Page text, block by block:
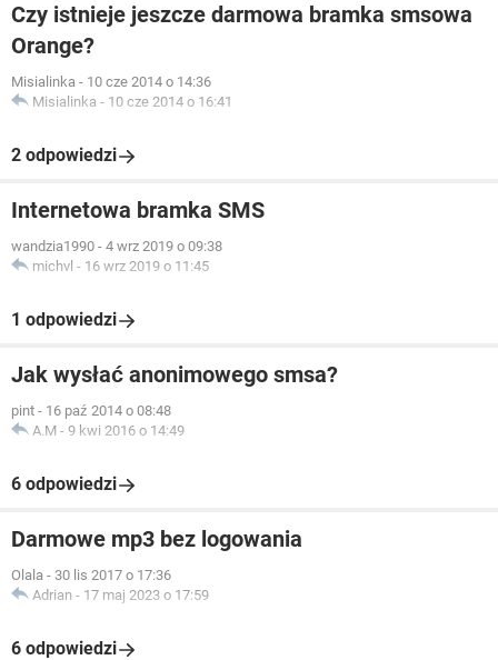
Czy istnieje jeszcze darmowa bramka smsowa
Orange?
Misialinka - 10 cze 2014 o 14:36
Misialinka - 10 cze 2014 o 16:41
2 odpowiedzi
Internetowa bramka SMS
wandzia1990 - 4 wrz 2019 o 09:38
michvl - 16 wrz 2019 o 11:45
1 odpowiedzi
Jak wysłać anonimowego smsa?
pint - 16 paź 2014 o 08:48
A.M - 9 kwi 2016 o 14:49
6 odpowiedzi
Darmowe mp3 bez logowania
Olala - 30 lis 2017 o 17:36
Adrian - 17 maj 2023 o 17:59
6 odpowiedzi